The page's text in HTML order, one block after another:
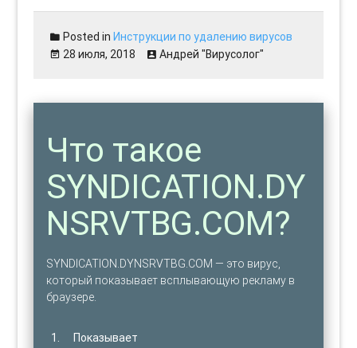
Posted inИнструкции по удалению вирусов
28 июля, 2018
Андрей "Вирусолог"
Что такое
SYNDICATION.DY
NSRVTBG.COM?
SYNDICATION.DYNSRVTBG.COM — это вирус,
который показывает всплывающую рекламу в
браузере.
Показывает